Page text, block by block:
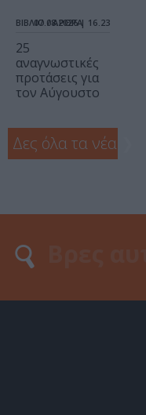
ΒΙΒΛΙΟ / ΑΡΘΡΑ
07.08.2026 | 16.23
25
αναγνωστικές
προτάσεις για
τον Αύγουστο
Δες όλα τα νέα